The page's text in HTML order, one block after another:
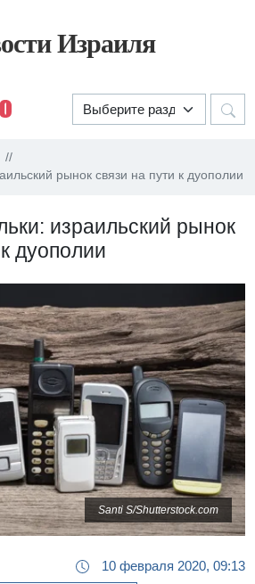
Израиля
рынок связи на пути к дуополии
израильский рынок
дуополии
Santi S/Shutterstock.com
10 февраля 2020, 09:13